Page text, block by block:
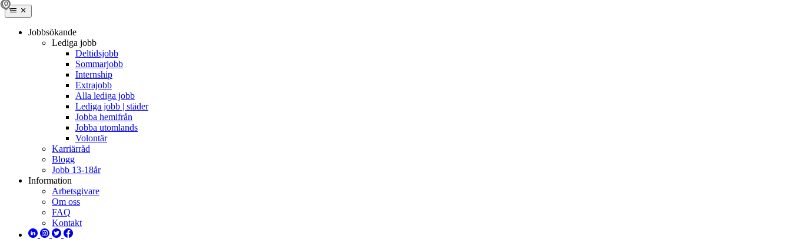
Jobbsökande
Lediga jobb
Deltidsjobb
Sommarjobb
Internship
Extrajobb
Alla lediga jobb
Lediga jobb | städer
Jobba hemifrån
Jobba utomlands
Volontär
Karriärråd
Blogg
Jobb 13-18år
Information
Arbetsgivare
Om oss
FAQ
Kontakt